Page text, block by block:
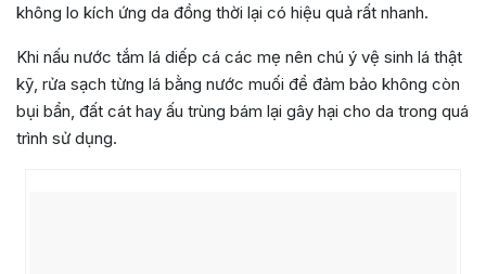
không lo kích ứng da đồng thời lại có hiệu quả rất nhanh.
Khi nấu nước tắm lá diếp cá các mẹ nên chú ý vệ sinh lá thật
kỹ, rửa sạch từng lá bằng nước muối để đảm bảo không còn
bụi bẩn, đất cát hay ấu trùng bám lại gây hại cho da trong quá
trình sử dụng.